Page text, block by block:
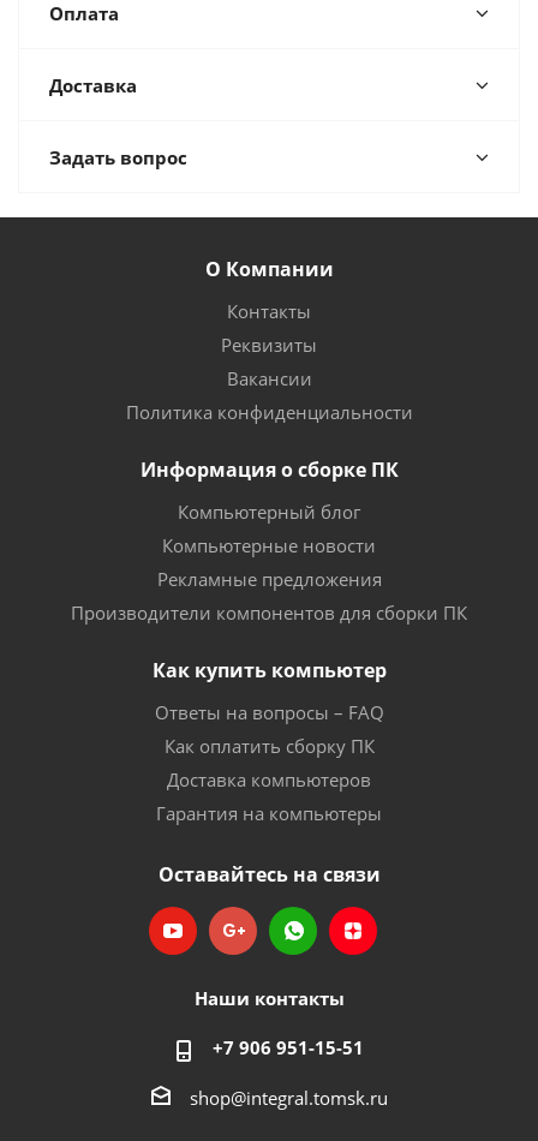
Оплата
Доставка
Задать вопрос
О Компании
Контакты
Реквизиты
Вакансии
Политика конфиденциальности
Информация о сборке ПК
Компьютерный блог
Компьютерные новости
Рекламные предложения
Производители компонентов для сборки ПК
Как купить компьютер
Ответы на вопросы – FAQ
Как оплатить сборку ПК
Доставка компьютеров
Гарантия на компьютеры
Оставайтесь на связи
Наши контакты
+7 906 951-15-51
shop@integral.tomsk.ru